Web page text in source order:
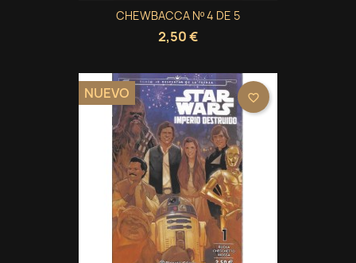
CHEWBACCA Nº 4 DE 5
2,50 €
NUEVO favorite_border